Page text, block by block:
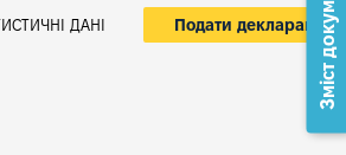
ДАНІ Подати декларацію
Зміст документа